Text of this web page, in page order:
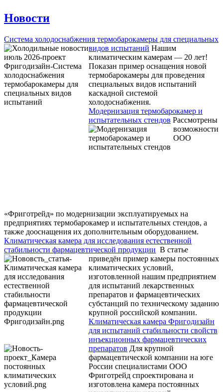
Новости
Система холодоснабжения термобарокамеры для специальных
видов испытаний Нашим
климатическим камерам — 20 лет!
Показан пример оснащения новой
термобарокамеры для проведения
специальных видов испытаний
каскадной системой
холодоснабжения.
Модернизация термобарокамер и
испытательных стендов Рассмотрены
возможности
ООО
«Фриготрейд» по модернизации эксплуатируемых на
предприятиях термобарокамер и испытательных стендов, а
также дооснащения их дополнительным оборудованием.
Климатическая камера для исследования естественной
стабильности фармацевтической продукции В статье
приведён пример камеры постоянных
климатических условий,
изготовленной нашим предприятием
для испытаний лекарственных
препаратов и фармацевтических
субстанций по техническому заданию
крупной российской компании.
Климатическая камера Фригодизайн
для испытаний стабильности свойств
инъекционных фармацевтических
препаратов Для крупной
фармацевтической компании на юге
России специалистами ООО
Фриготрейд спроектирована и
изготовлена камера постоянных